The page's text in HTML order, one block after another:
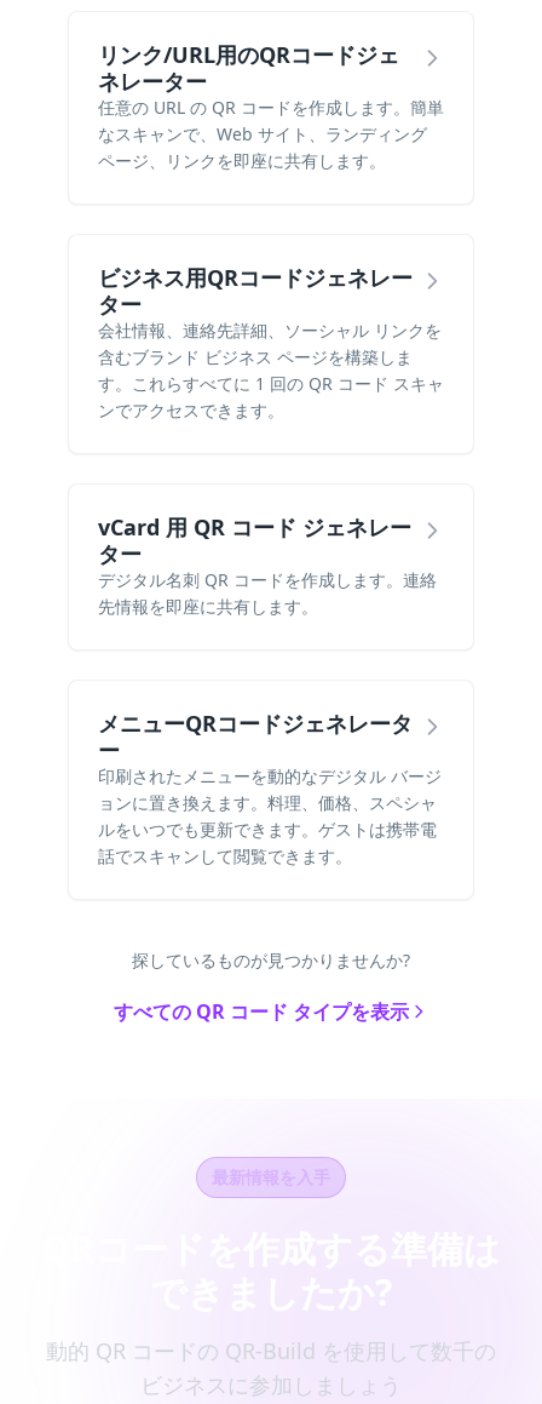
リンク/URL用のQRコードジェ
ネレーター
任意の URL の QR コードを作成します。簡単
なスキャンで、Web サイト、ランディング
ページ、リンクを即座に共有します。
ビジネス用QRコードジェネレー
ター
会社情報、連絡先詳細、ソーシャル リンクを
含むブランド ビジネス ページを構築しま
す。これらすべてに 1 回の QR コード スキャ
ンでアクセスできます。
vCard 用 QR コード ジェネレー
ター
デジタル名刺 QR コードを作成します。連絡
先情報を即座に共有します。
メニューQRコードジェネレータ
ー
印刷されたメニューを動的なデジタル バージ
ョンに置き換えます。料理、価格、スペシャ
ルをいつでも更新できます。ゲストは携帯電
話でスキャンして閲覧できます。
探しているものが見つかりませんか?
すべての QR コード タイプを表示
最新情報を入手
動的 QR コードの QR-Build を使用して数千の
ビジネスに参加しましょう